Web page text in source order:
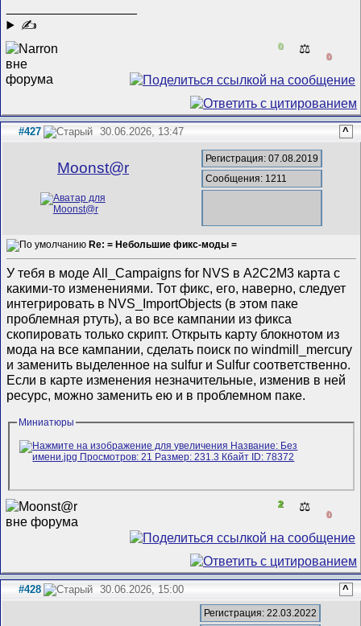
✍
0 ⚖️
0
#427 30.06.2026, 13:47 ^
Mооnst@r
Регистрация: 07.08.2019
Сообщения: 1211
Re: = Небольшие фикс-моды =
У тебя в моде All_Campaigns for NVS в A2C2M3 карта с
какими-то изменениями. Тот фикс, его, наверно, следует
интегрировать в NVS_ImportObjects (в этом паке
проблемная ртуть), а во все кампании из фикса
скопировать только скрипт. Открыть карту блокнотом из
мода на все кампании, сделать поиск по windmill_mercury
и заменить выделенное на sulfur и Sulfur соответственно.
Если в карте изменения незначительные, изменив в ней
ресурс, можно заменить ею и в проблемном паке.
Миниатюры
2 ⚖️
0
#428 30.06.2026, 15:00 ^
Регистрация: 22.03.2022